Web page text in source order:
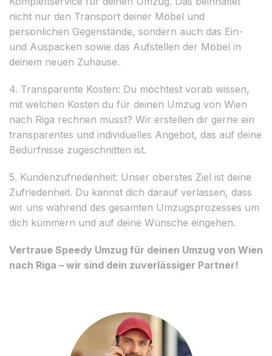
nicht nur den Transport deiner Möbel und
persönlichen Gegenstände, sondern auch das Ein-
und Auspacken sowie das Aufstellen der Möbel in
deinem neuen Zuhause.
4. Transparente Kosten: Du möchtest vorab wissen,
mit welchen Kosten du für deinen Umzug von Wien
nach Riga rechnen musst? Wir erstellen dir gerne ein
transparentes und individuelles Angebot, das auf deine
Bedürfnisse zugeschnitten ist.
5. Kundenzufriedenheit: Unser oberstes Ziel ist deine
Zufriedenheit. Du kannst dich darauf verlassen, dass
wir uns während des gesamten Umzugsprozesses um
dich kümmern und auf deine Wünsche eingehen.
Vertraue Speedy Umzug für deinen Umzug von Wien
nach Riga – wir sind dein zuverlässiger Partner!